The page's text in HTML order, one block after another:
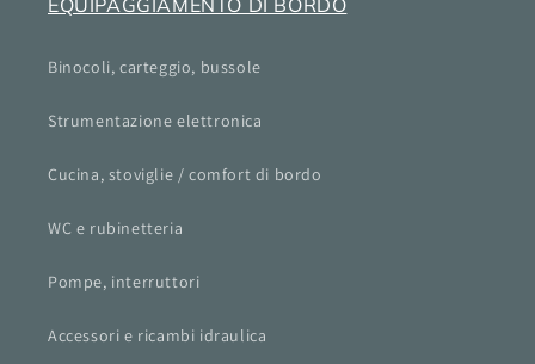
EQUIPAGGIAMENTO DI BORDO
Binocoli, carteggio, bussole
Strumentazione elettronica
Cucina, stoviglie / comfort di bordo
WC e rubinetteria
Pompe, interruttori
Accessori e ricambi idraulica